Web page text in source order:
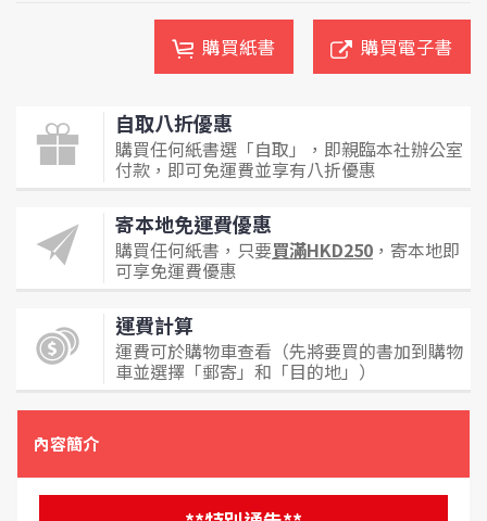
購買紙書 購買電子書
自取八折優惠
購買任何紙書選「自取」，即親臨本社辦公室
付款，即可免運費並享有八折優惠
寄本地免運費優惠
購買任何紙書，只要買滿HKD250 ，寄本地即
可享免運費優惠
運費計算
運費可於購物車查看（先將要買的書加到購物
車並選擇「郵寄」和「目的地」）
內容簡介